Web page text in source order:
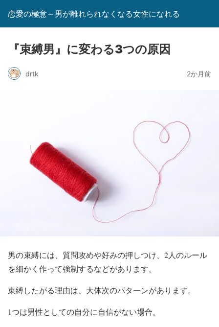
恋愛の極意～男が離れられなくなる女性になれる
『束縛男』に変わる3つの原因
drtk 2か月前
男の束縛には、質問攻めや好みの押しつけ、2人のルール
を細かく作って強制するなどがあります。
束縛したがる理由は、大体次のパターンがあります。
1つは男性としての自分に自信がない場合。